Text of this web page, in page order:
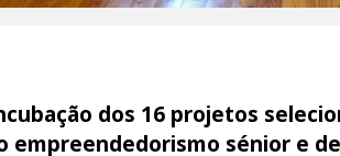
dos 16 projetos
empreendedorismo sénior e